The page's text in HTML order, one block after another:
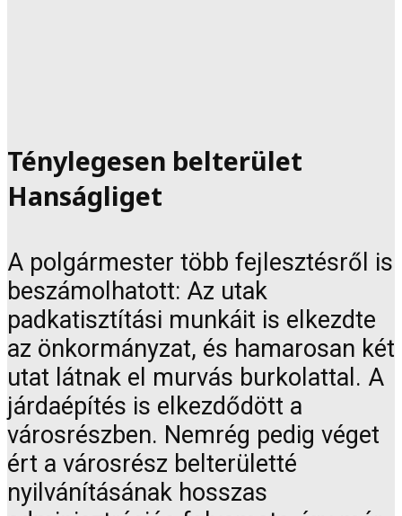
Ténylegesen belterület
Hanságliget
A polgármester több fejlesztésről is
beszámolhatott: Az utak
padkatisztítási munkáit is elkezdte
az önkormányzat, és hamarosan két
utat látnak el murvás burkolattal. A
járdaépítés is elkezdődött a
városrészben. Nemrég pedig véget
ért a városrész belterületté
nyilvánításának hosszas